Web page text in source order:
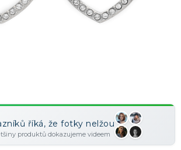
říká, že fotky nelžou
produktů dokazujeme videem